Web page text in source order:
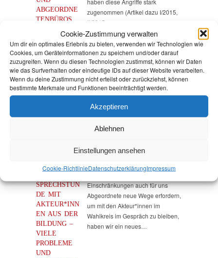
Cookie-Zustimmung verwalten
Um dir ein optimales Erlebnis zu bieten, verwenden wir Technologien wie
Cookies, um Geräteinformationen zu speichern und/oder darauf
zuzugreifen. Wenn du diesen Technologien zustimmst, können wir Daten
wie das Surfverhalten oder eindeutige IDs auf dieser Website verarbeiten.
Wenn du deine Zustimmung nicht erteilst oder zurückziehst, können
bestimmte Merkmale und Funktionen beeinträchtigt werden.
Akzeptieren
Ablehnen
Einstellungen ansehen
Cookie-RichtlinieDatenschutz­erklärungImpressum
ABGEORDNE
TENBÜROS
QUARTAL
2020 –
AUSFÜHRLIC
HE
AUSWERTUN
G
5. Februar 2021
haben diese Angriffe stark
zugenommen (Artikel dazu I/2015,
II/2015,…
SPRECHSTUN
DE MIT
AKTEUR*INN
EN AUS DER
BILDUNG –
VIELE
PROBLEME
UND
Da die Corona-bedingten
Einschränkungen auch für uns
Abgeordnete neue Wege erfordern,
um mit den Akteur*innen im
Wahlkreis im Gespräch zu bleiben,
haben wir ein neues…